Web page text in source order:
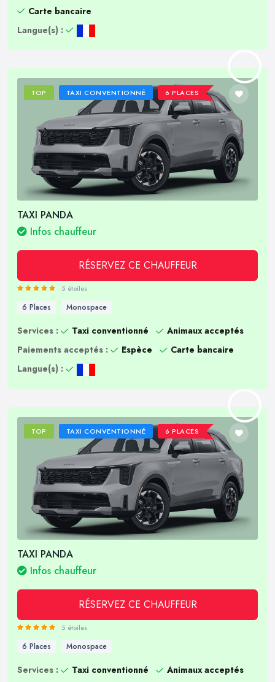
Carte bancaire
Langue(s) :
TOP TAXI CONVENTIONNÉ 6 PLACES
TAXI PANDA
Infos chauffeur
RÉSERVEZ CE CHAUFFEUR
5 étoiles
6 Places Monospace
Services : Taxi conventionné
Animaux acceptés
Paiements acceptés :
Espèce
Carte bancaire
Langue(s) :
TOP TAXI CONVENTIONNÉ 6 PLACES
TAXI PANDA
Infos chauffeur
RÉSERVEZ CE CHAUFFEUR
5 étoiles
6 Places Monospace
Services : Taxi conventionné
Animaux acceptés